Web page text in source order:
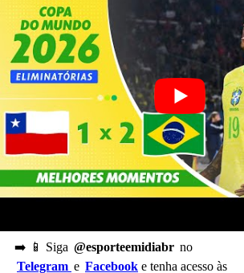
Técnico: Jorge Fossati.
Qual é o time que vai vencer?
Com um histórico amplamente favorável e
um elenco muito mais forte,
o Brasil é o
favoritopara vencer o Peru nesta partida das
Eliminatórias. A seleção brasileira tem
dominado este confronto ao longo dos anos e
tem no Peru a oportunidade perfeita para
reestabelecer a confiançado time.
Veja no YouTube os melhores momentos da
➡️ 📱 Siga @esporteemidiabr no
Telegram e Facebook e tenha acesso às